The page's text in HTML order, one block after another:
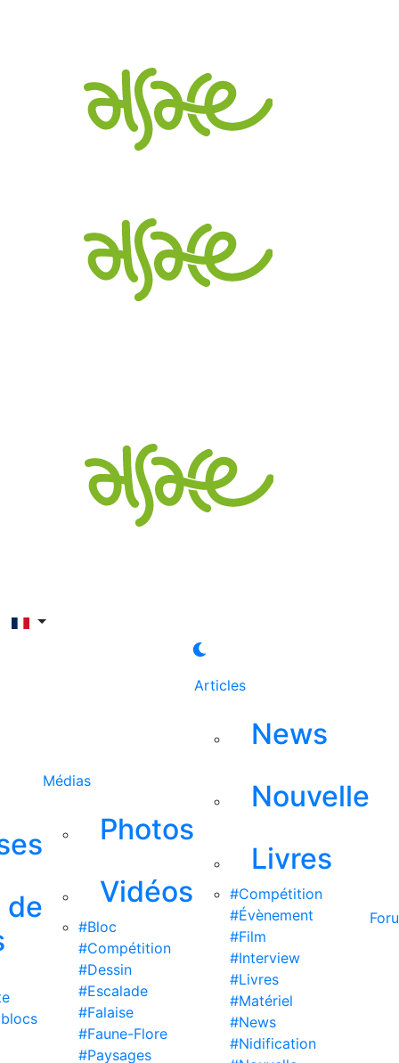
de
Médias
Photos
Vidéos
#Bloc
#Compétition
#Dessin
#Escalade
#Falaise
#Faune-Flore
#Paysages
Articles
News
Nouvelle
Livres
#Compétition
#Évènement
#Film
#Interview
#Livres
#Matériel
#News
#Nidification